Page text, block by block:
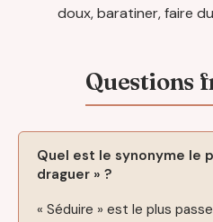
doux, baratiner, faire
Quel est le synonyme le
draguer » ?
« Séduire » est le plus